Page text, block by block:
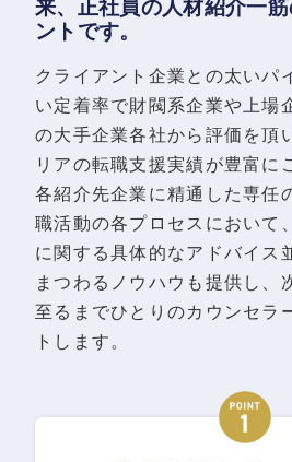
来、正社員の人材紹介一
ントです。
クライアント企業との太いパ
い定着率で財閥系企業や上場
の大手企業各社から評価を頂
リアの転職支援実績が豊富に
各紹介先企業に精通した専任
職活動の各プロセスにおいて
に関する具体的なアドバイス
まつわるノウハウも提供し、
至るまでひとりのカウンセラ
トします。